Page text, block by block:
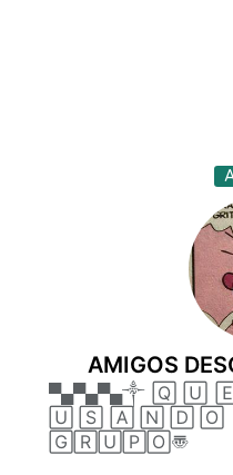
AMIGOS
🅄🅂🄰🄽🄳🄾
🄶🅁🅄🄿🄾〠